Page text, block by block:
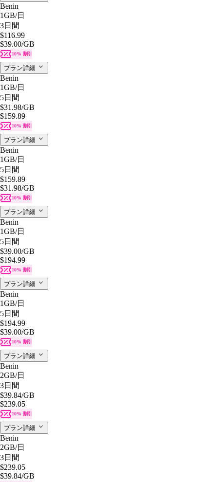
Benin
1GB/日
3日間
$116.99
$39.00/GB
10% 割引
プラン詳細
Benin
1GB/日
5日間
$31.98/GB
$159.89
10% 割引
プラン詳細
Benin
1GB/日
5日間
$159.89
$31.98/GB
10% 割引
プラン詳細
Benin
1GB/日
5日間
$39.00/GB
$194.99
10% 割引
プラン詳細
Benin
1GB/日
5日間
$194.99
$39.00/GB
10% 割引
プラン詳細
Benin
2GB/日
3日間
$39.84/GB
$239.05
10% 割引
プラン詳細
Benin
2GB/日
3日間
$239.05
$39.84/GB